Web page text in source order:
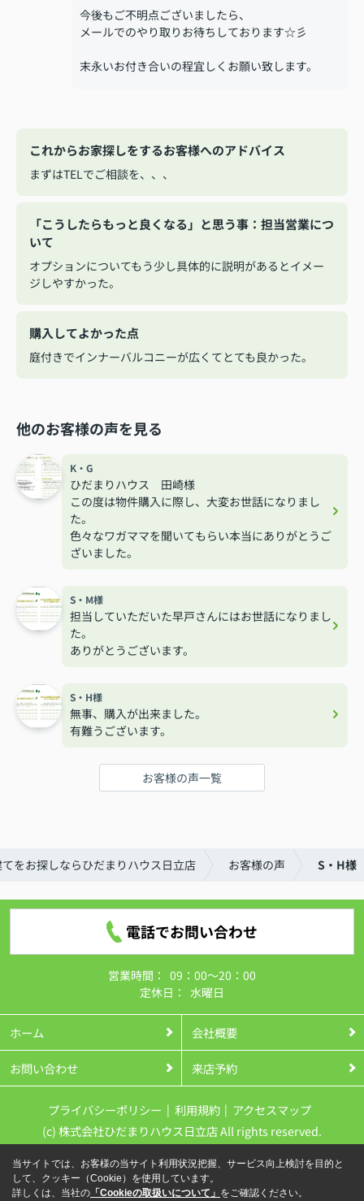
今後もご不明点ございましたら、
メールでのやり取りお待ちしております☆彡
末永いお付き合いの程宜しくお願い致します。
これからお家探しをするお客様へのアドバイス
まずはTELでご相談を、、、
「こうしたらもっと良くなる」と思う事：担当営業につ
いて
オプションについてもう少し具体的に説明があるとイメー
ジしやすかった。
購入してよかった点
庭付きでインナーバルコニーが広くてとても良かった。
他のお客様の声を見る
K・G
ひだまりハウス 田崎様
この度は物件購入に際し、大変お世話になりまし
た。
色々なワガママを聞いてもらい本当にありがとうご
ざいました。
S・M様
担当していただいた早戸さんにはお世話になりまし
た。
ありがとうございます。
S・H様
無事、購入が出来ました。
有難うございます。
お客様の声一覧
をお探しならひだまりハウス日立店 お客様の声 S・H様
電話でお問い合わせ
営業時間： 09：00～20：00
定休日： 水曜日
ホーム 会社概要
お問い合わせ 来店予約
プライバシーポリシー 利用規約
アクセスマップ
(c) 株式会社ひだまりハウス日立店 All rights reserved.
当サイトでは、お客様の当サイト利用状況把握、サービス向上検討を目的と
して、クッキー（Cookie）を使用しています。
詳しくは、当社の 「Cookieの取扱いについて」 をご確認ください。